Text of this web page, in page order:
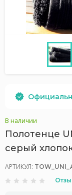
В наличии
Полотенце
серый
АРТИКУЛ: